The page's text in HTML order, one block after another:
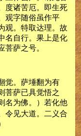
度诸苦厄。即生死
观字随俗虽作平
观。特取达理。故
名自行。果上是化
菩萨之号。
觉。萨埵翻为有
菩萨已具觉悟之
名为佛。）若化他
令见大道。二义合